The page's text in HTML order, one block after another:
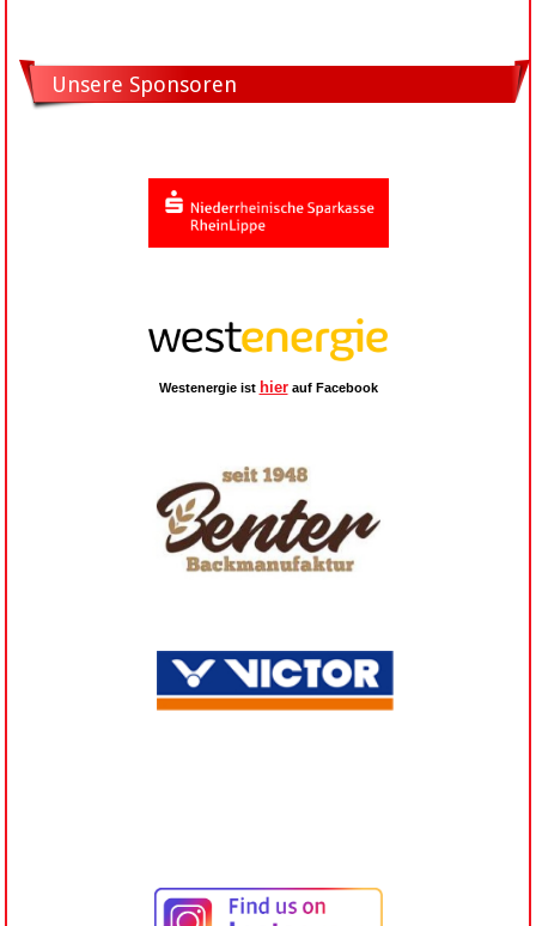
Unsere Sponsoren
Westenergie ist hierauf Facebook